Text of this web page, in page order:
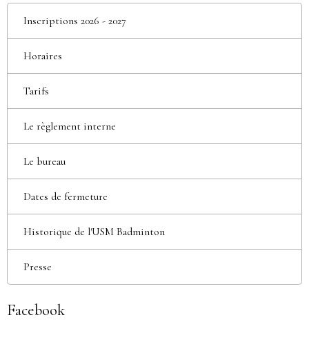
Inscriptions 2026 - 2027
Horaires
Tarifs
Le règlement interne
Le bureau
Dates de fermeture
Historique de l'USM Badminton
Presse
Facebook